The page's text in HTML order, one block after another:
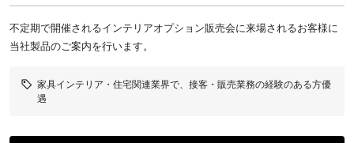
不定期で開催されるインテリアオプション販売会に来場されるお客様に
当社製品のご案内を行います。
家具インテリア・住宅関連業界で、接客・販売業務の経験のある方優
遇